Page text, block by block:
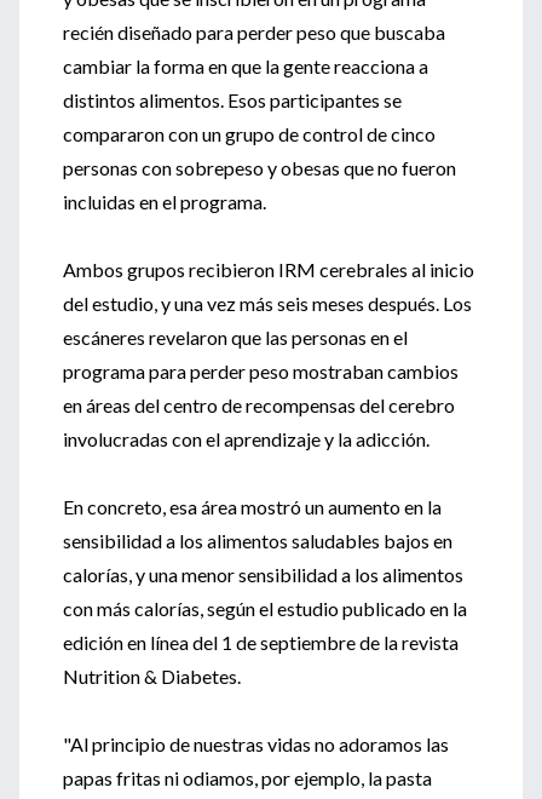
recién diseñado para perder peso que buscaba
cambiar la forma en que la gente reacciona a
distintos alimentos. Esos participantes se
compararon con un grupo de control de cinco
personas con sobrepeso y obesas que no fueron
incluidas en el programa.
Ambos grupos recibieron IRM cerebrales al inicio
del estudio, y una vez más seis meses después. Los
escáneres revelaron que las personas en el
programa para perder peso mostraban cambios
en áreas del centro de recompensas del cerebro
involucradas con el aprendizaje y la adicción.
En concreto, esa área mostró un aumento en la
sensibilidad a los alimentos saludables bajos en
calorías, y una menor sensibilidad a los alimentos
con más calorías, según el estudio publicado en la
edición en línea del 1 de septiembre de la revista
Nutrition & Diabetes.
"Al principio de nuestras vidas no adoramos las
papas fritas ni odiamos, por ejemplo, la pasta